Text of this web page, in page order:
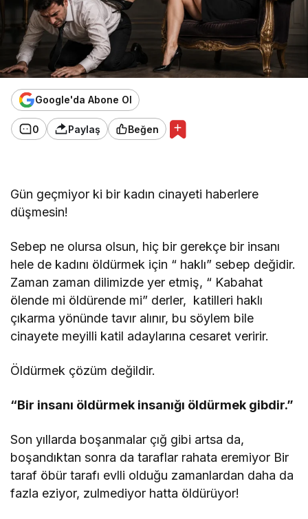
Google'da Abone Ol
0 Paylaş Beğen
Gün geçmiyor ki bir kadın cinayeti haberlere
düşmesin!
Sebep ne olursa olsun, hiç bir gerekçe bir insanı
hele de kadını öldürmek için “ haklı” sebep değidir.
Zaman zaman dilimizde yer etmiş, “ Kabahat
ölende mi öldürende mi” derler, katilleri haklı
çıkarma yönünde tavır alınır, bu söylem bile
cinayete meyilli katil adaylarına cesaret veririr.
Öldürmek çözüm değildir.
“Bir insanı öldürmek insanığı öldürmek gibdir.”
Son yıllarda boşanmalar çığ gibi artsa da,
boşandıktan sonra da taraflar rahata eremiyor Bir
taraf öbür tarafı evlli olduğu zamanlardan daha da
fazla eziyor, zulmediyor hatta öldürüyor!